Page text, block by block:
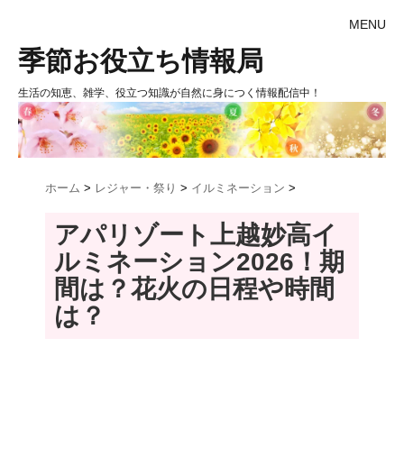
MENU
季節お役立ち情報局
生活の知恵、雑学、役立つ知識が自然に身につく情報配信中！
ホーム > レジャー・祭り > イルミネーション >
アパリゾート上越妙高イ
ルミネーション2026！期
間は？花火の日程や時間
は？